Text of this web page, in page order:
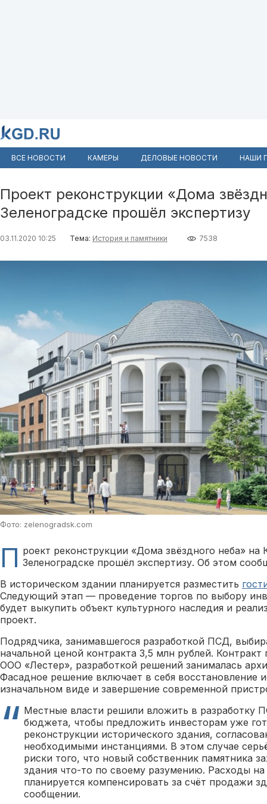
ВСЕ НОВОСТИ КАМЕРЫ ДЕЛОВЫЕ НОВОСТИ НАШИ
Проект реконструкции «Дома
Зеленоградске прошёл экспертизу
03.11.2020 10:25 Тема: История и памятники 7538
Фото: zelenogradsk.com
П роект реконструкции «Дома звёздного неба» на
Зеленоградске прошёл экспертизу. Об этом
В историческом здании планируется разместить
Следующий этап — проведение торгов по выбору
будет выкупить объект культурного наследия и
проект.
Подрядчика, занимавшегося разработкой ПСД,
начальной ценой контракта 3,5 млн рублей. Контракт
ООО «Лестер», разработкой решений занималась
Фасадное решение включает в себя восстановление
изначальном виде и завершение современной
Местные власти решили вложить в разработку
бюджета, чтобы предложить инвесторам уже
реконструкции исторического здания,
необходимыми инстанциями. В этом случае
риски того, что новый собственник памятника
здания что-то по своему разумению. Расходы
планируется компенсировать за счёт продажи
сообщении.